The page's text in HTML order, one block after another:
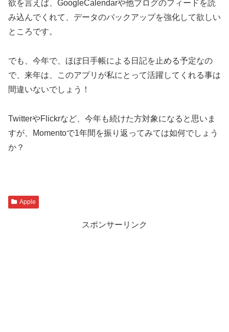
欲を言えば、GoogleCalendarや他ブログのフィードを読
み込んでくれて、データのバックアップを強化して欲しい
ところです。
でも、今年で、ほぼ日手帳による日記を止める予定なの
で、来年は、このアプリが私にとって活躍してくれる事は
間違いないでしょう！
TwitterやFlickrなど、今年も続けた方対象になると思いま
すが、Momentoで1年間を振り返ってみては如何でしょう
か？
Apple
スポンサーリンク